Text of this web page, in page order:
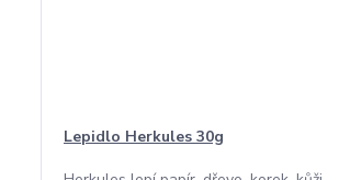
Lepidlo Herkules 30g